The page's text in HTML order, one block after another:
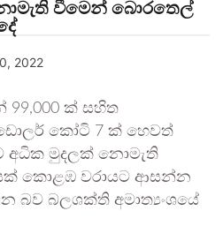
වීමෙන් බොරතෙල්
2022
ක් සහිත
කෝටි 7 ක් හෙවත්
අධික මුදලක් නොමැති
කොළඹ වරායට ආසන්න
බව බලශක්ති අමාත්‍යංශයේ